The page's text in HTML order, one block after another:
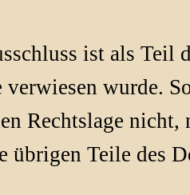
ist als Teil
verwiesen wurde.
Rechtslage
übrigen Teile des